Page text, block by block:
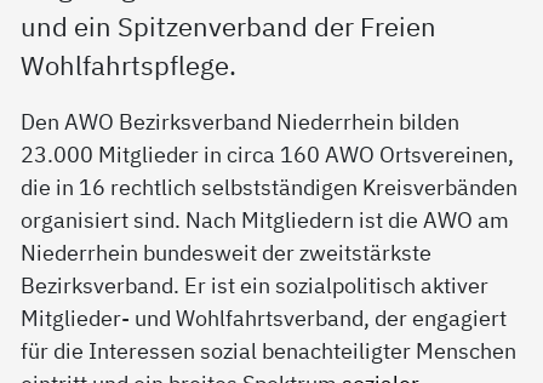
und ein Spitzenverband der Freien
Wohlfahrtspflege.
Den AWO Bezirksverband Niederrhein bilden
23.000 Mitglieder in circa 160 AWO Ortsvereinen,
die in 16 rechtlich selbstständigen Kreisverbänden
organisiert sind. Nach Mitgliedern ist die AWO am
Niederrhein bundesweit der zweitstärkste
Bezirksverband. Er ist ein sozialpolitisch aktiver
Mitglieder- und Wohlfahrtsverband, der engagiert
für die Interessen sozial benachteiligter Menschen